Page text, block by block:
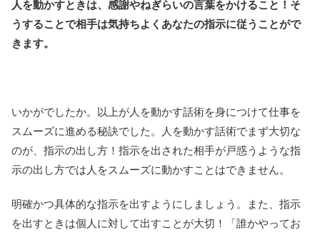
人を動かすときは、感謝やねぎらいの言葉をかけること！そ
うすることで相手は気持ちよくあなたの指示に従うことがで
きます。
いかがでしたか。以上が人を動かす話術を身につけて仕事を
スムーズに進める秘訣でした。人を動かす話術でまず大切な
のが、指示の出し方！指示を出された相手が戸惑うような指
示の出し方では人をスムーズに動かすことはできません。
明確かつ具体的な指示を出すようにしましょう。また、指示
を出すときは個人に対して出すことが大切！「誰かやってお